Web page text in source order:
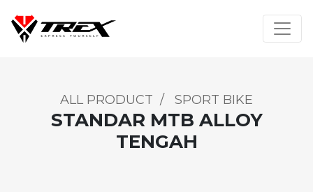
ALL PRODUCT / SPORT BIKE
STANDAR MTB ALLOY
TENGAH